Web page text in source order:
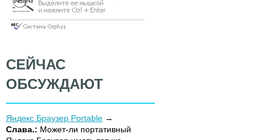
СЕЙЧАС
ОБСУЖДАЮТ
Яндекс Браузер Portable
Слава.: Может-ли портативный